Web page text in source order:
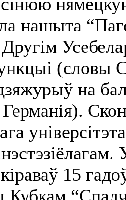
нашыта
(словы
на
15
Кубкам